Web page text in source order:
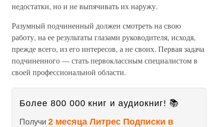
недостатки, но и не выпячивать их наружу.
Разумный подчиненный должен смотреть на свою
работу, на ее результаты глазами руководителя, исходя,
прежде всего, из его интересов, а не своих. Первая задача
подчиненного — стать первоклассным специалистом в
своей профессиональной области.
Более 800 000 книг и аудиокниг! 📚
Получи 2 месяца Литрес Подписки в